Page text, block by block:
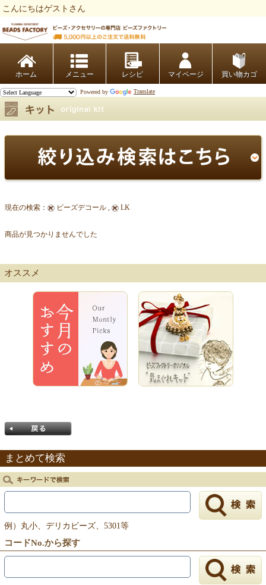
こんにちはゲストさん
ホーム レシピ マイページ 買い物カゴ
Powered by Translate
【キット商品一覧】
現在の検索： ビーズデコール , LK
商品が見つかりませんでした
オススメ
戻る
まとめて検索
例）丸小、デリカビーズ、5301等
コードNo.から探す